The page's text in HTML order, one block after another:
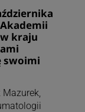
kraju
swoimi